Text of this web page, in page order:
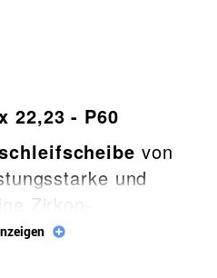
22,23 - P60
von
und
Zirkon-
für Stahl und